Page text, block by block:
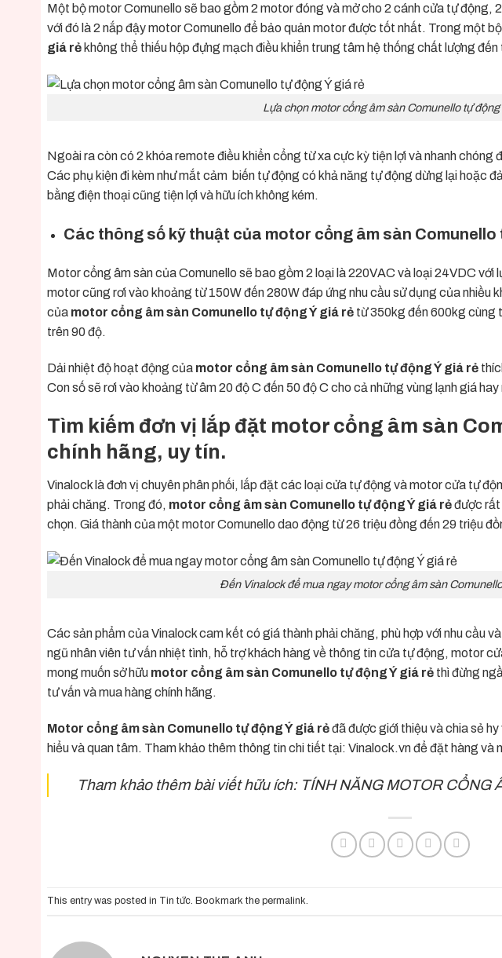
Một bộ motor Comunello sẽ bao gồm 2 motor đóng và mở cho 2 cánh cửa tự động,
với đó là 2 nắp đậy motor Comunello để bảo quản motor được tốt nhất. Trong một bộ
giá rẻ không thể thiếu hộp đựng mạch điều khiển trung tâm hệ thống chất lượng
Lựa chọn motor cổng âm sàn Comunello tự động
Ngoài ra còn có 2 khóa remote điều khiển cổng từ xa cực kỳ tiện lợi và nhanh chóng
Các phụ kiện đi kèm như mắt cảm biến tự động có khả năng tự động dừng lại hoặc
bằng điện thoại cũng tiện lợi và hữu ích không kém.
Các thông số kỹ thuật của motor cổng âm sàn Comunello
Motor cổng âm sàn của Comunello sẽ bao gồm 2 loại là 220VAC và loại 24VDC
motor cũng rơi vào khoảng từ 150W đến 280W đáp ứng nhu cầu sử dụng của nhiều
của motor cổng âm sàn Comunello tự động Ý giá rẻ từ 350kg đến 600kg cùng
trên 90 độ.
Dải nhiệt độ hoạt động của motor cổng âm sàn Comunello tự động Ý giá rẻ
Con số sẽ rơi vào khoảng từ âm 20 độ C đến 50 độ C cho cả những vùng lạnh giá
Tìm kiếm đơn vị lắp đặt motor cổng âm sàn
chính hãng, uy tín.
Vinalock là đơn vị chuyên phân phối, lắp đặt các loạicửa tự động và motor cửa tự
phải chăng. Trong đó, motor cổng âm sàn Comunello tự động Ý giá rẻđược rất
chọn. Giá thành của một motor Comunello dao động từ 26 triệu đồng đến 29 triệu
Đến Vinalock để mua ngay motor cổng âm sàn
Các sản phẩm của Vinalock cam kết có giá thành phải chăng, phù hợp với nhu cầu
ngũ nhân viên tư vấn nhiệt tình, hỗ trợ khách hàng về thông tin cửa tự động, motor
mong muốn sở hữu motor cổng âm sàn Comunello tự động Ý giá rẻ thì đừng
tư vấn và mua hàng chính hãng.
Motor cổng âm sàn Comunello tự động Ý giá rẻđã được giới thiệu và chia sẻ
hiểu và quan tâm. Tham khảo thêm thông tin chi tiết tại: Vinalock.vnđể đặt hàng và
Tham khảo thêm bài viết hữu ích: TÍNH NĂNG MOTOR CỔNG
This entry was posted in Tin tức. Bookmark the permalink.